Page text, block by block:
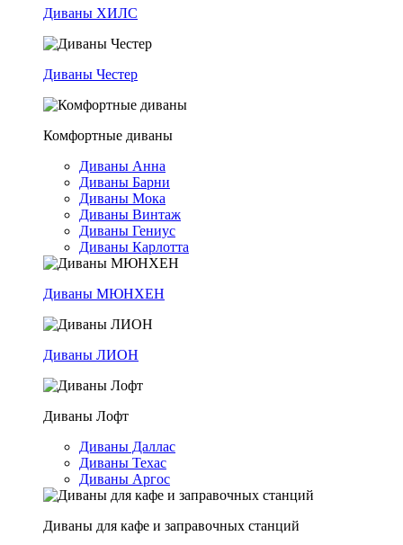
Диваны ХИЛС
Диваны Честер
Комфортные диваны
Диваны Анна
Диваны Барни
Диваны Мока
Диваны Винтаж
Диваны Гениус
Диваны Карлотта
Диваны МЮНХЕН
Диваны ЛИОН
Диваны Лофт
Диваны Даллас
Диваны Техас
Диваны Аргос
Диваны для кафе и заправочных станций